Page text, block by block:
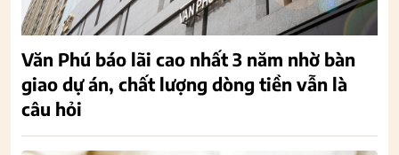
Văn Phú báo lãi cao nhất 3 năm nhờ bàn
giao dự án, chất lượng dòng tiền vẫn là
câu hỏi